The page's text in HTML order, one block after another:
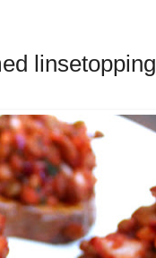
linsetopping